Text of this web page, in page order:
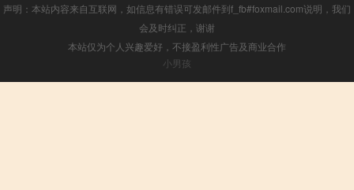
声明：本站内容来自互联网，如信息有错误可发邮件到f_fb#foxmail.com说明，我们
会及时纠正，谢谢
本站仅为个人兴趣爱好，不接盈利性广告及商业合作
小男孩